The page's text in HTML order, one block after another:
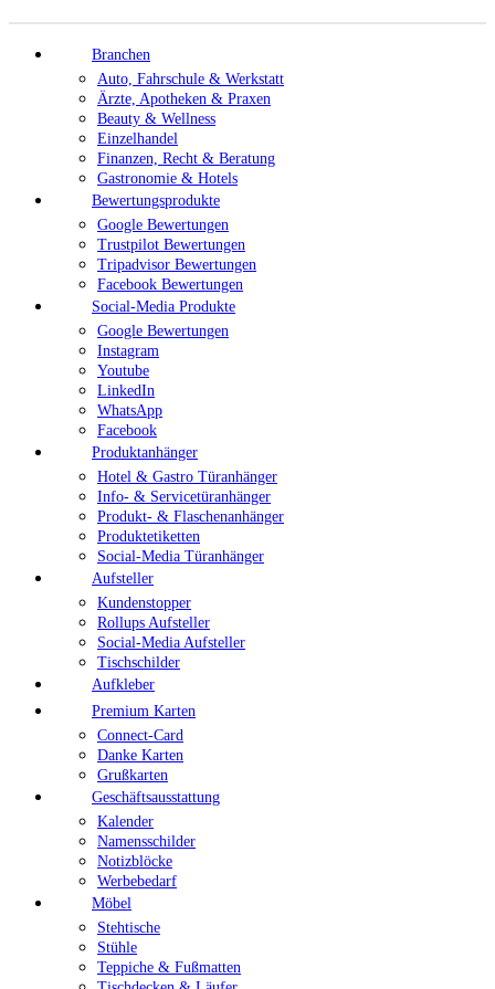
Branchen
Auto, Fahrschule & Werkstatt
Ärzte, Apotheken & Praxen
Beauty & Wellness
Einzelhandel
Finanzen, Recht & Beratung
Gastronomie & Hotels
Bewertungsprodukte
Google Bewertungen
Trustpilot Bewertungen
Tripadvisor Bewertungen
Facebook Bewertungen
Social-Media Produkte
Google Bewertungen
Instagram
Youtube
LinkedIn
WhatsApp
Facebook
Produktanhänger
Hotel & Gastro Türanhänger
Info- & Servicetüranhänger
Produkt- & Flaschenanhänger
Produktetiketten
Social-Media Türanhänger
Aufsteller
Kundenstopper
Rollups Aufsteller
Social-Media Aufsteller
Tischschilder
Aufkleber
Premium Karten
Connect-Card
Danke Karten
Grußkarten
Geschäftsausstattung
Kalender
Namensschilder
Notizblöcke
Werbebedarf
Möbel
Stehtische
Stühle
Teppiche & Fußmatten